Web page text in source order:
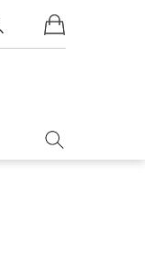
Meu Carrinho